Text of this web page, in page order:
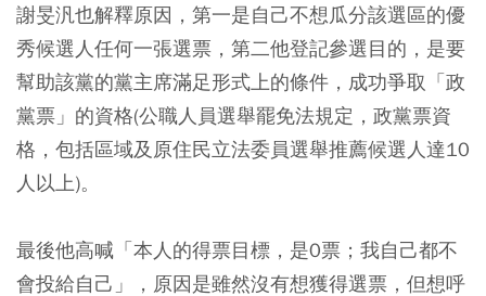
謝旻汎也解釋原因，第一是自己不想瓜分該選區的優
秀候選人任何一張選票，第二他登記參選目的，是要
幫助該黨的黨主席滿足形式上的條件，成功爭取「政
黨票」的資格(公職人員選舉罷免法規定，政黨票資
格，包括區域及原住民立法委員選舉推薦候選人達10
人以上)。
最後他高喊「本人的得票目標，是0票；我自己都不
會投給自己」，原因是雖然沒有想獲得選票，但想呼